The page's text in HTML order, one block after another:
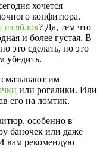
хочется
конфитюра.
из яблок? Да, тем что
и более густая. В
это сделать, но это
убедить.
им
или рогалики. Или
его на ломтик.
особенно в
баночек или даже
вам рекомендую